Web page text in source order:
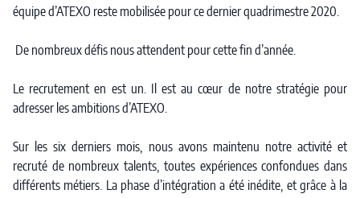
équipe d’ATEXO reste mobilisée pour ce dernier quadrimestre 2020.
De nombreux défis nous attendent pour cette fin d’année.
Le recrutement en est un. Il est au cœur de notre stratégie pour
adresser les ambitions d’ATEXO.
Sur les six derniers mois, nous avons maintenu notre activité et
recruté de nombreux talents, toutes expériences confondues dans
différents métiers. La phase d’intégration a été inédite, et grâce à la